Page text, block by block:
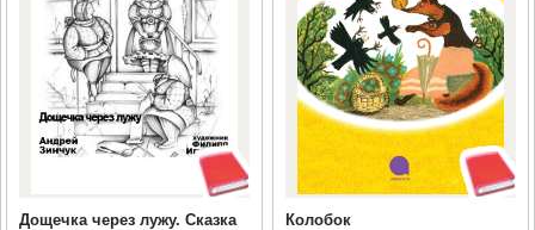
Дощечка через лужу. Сказка
Колобок